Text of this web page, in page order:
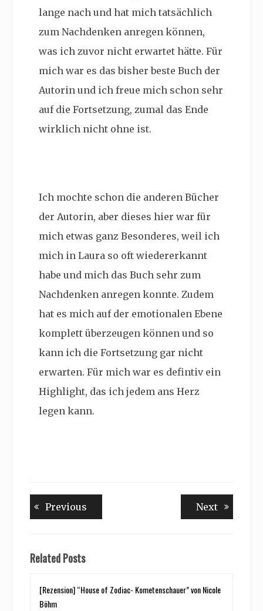
lange nach und hat mich tatsächlich
zum Nachdenken anregen können,
was ich zuvor nicht erwartet hätte. Für
mich war es das bisher beste Buch der
Autorin und ich freue mich schon sehr
auf die Fortsetzung, zumal das Ende
wirklich nicht ohne ist.
Ich mochte schon die anderen Bücher
der Autorin, aber dieses hier war für
mich etwas ganz Besonderes, weil ich
mich in Laura so oft wiedererkannt
habe und mich das Buch sehr zum
Nachdenken anregen konnte. Zudem
hat es mich auf der emotionalen Ebene
komplett überzeugen können und so
kann ich die Fortsetzung gar nicht
erwarten. Für mich war es defintiv ein
Highlight, das ich jedem ans Herz
legen kann.
Beitragsnavigation
Previous NextNext
Related Posts
[Rezension] “House of Zodiac- Kometenschauer” von Nicole
Böhm